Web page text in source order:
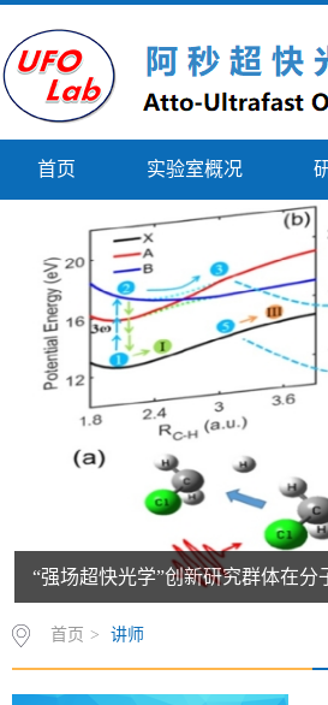
首页 实验室概况
“强场超快光学”创新研究群体在
首页 > 讲师